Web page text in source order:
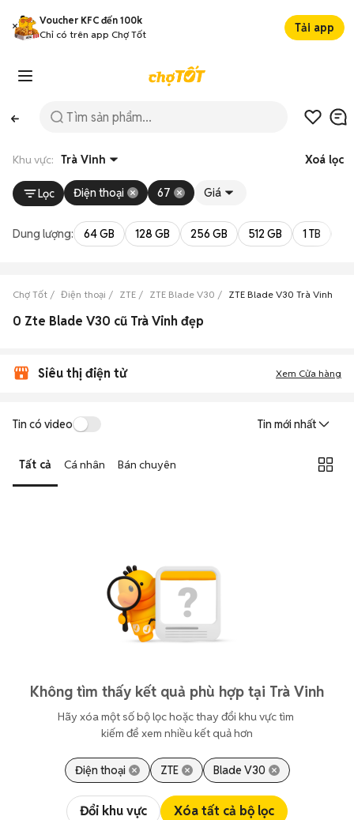
Voucher KFC đến 100k
Chỉ có trên app Chợ Tốt
Tải app
Khu vực: Trà Vinh Xoá lọc
Lọc Điện thoại 67 Giá
Dung lượng: 64 GB 128 GB 256 GB 512 GB 1 TB
Chợ Tốt Điện thoại ZTE ZTE Blade V30 ZTE Blade V30 Trà Vinh
0 Zte Blade V30 cũ Trà Vinh đẹp
Siêu thị điện tử Xem Cửa hàng
Tin có video Tin mới nhất
Tất cả Cá nhân Bán chuyên
Không tìm thấy kết quả phù hợp tại Trà Vinh
Hãy xóa một số bộ lọc hoặc thay đổi khu vực tìm
kiếm để xem nhiều kết quả hơn
Điện thoại ZTE Blade V30
Đổi khu vực Xóa tất cả bộ lọc